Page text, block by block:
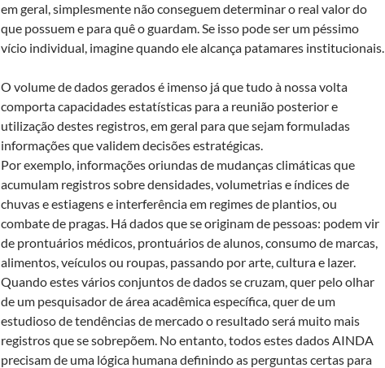
em geral, simplesmente não conseguem determinar o real valor do
que possuem e para quê o guardam. Se isso pode ser um péssimo
vício individual, imagine quando ele alcança patamares institucionais.
O volume de dados gerados é imenso já que tudo à nossa volta
comporta capacidades estatísticas para a reunião posterior e
utilização destes registros, em geral para que sejam formuladas
informações que validem decisões estratégicas.
Por exemplo, informações oriundas de mudanças climáticas que
acumulam registros sobre densidades, volumetrias e índices de
chuvas e estiagens e interferência em regimes de plantios, ou
combate de pragas. Há dados que se originam de pessoas: podem vir
de prontuários médicos, prontuários de alunos, consumo de marcas,
alimentos, veículos ou roupas, passando por arte, cultura e lazer.
Quando estes vários conjuntos de dados se cruzam, quer pelo olhar
de um pesquisador de área acadêmica específica, quer de um
estudioso de tendências de mercado o resultado será muito mais
registros que se sobrepõem. No entanto, todos estes dados AINDA
precisam de uma lógica humana definindo as perguntas certas para